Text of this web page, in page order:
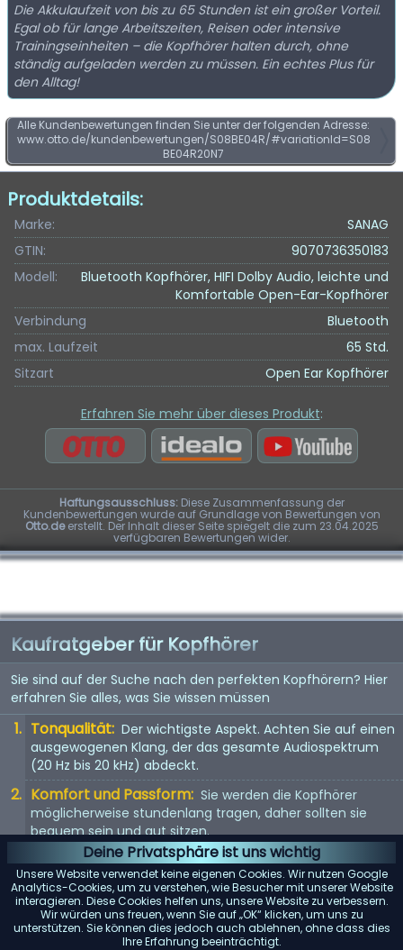
Deine Privatsphäre ist uns wichtig
Unsere Website verwendet keine eigenen Cookies. Wir nutzen Google
Analytics-Cookies, um zu verstehen, wie Besucher mit unserer Website
interagieren. Diese Cookies helfen uns, unsere Website zu verbessern.
Wir würden uns freuen, wenn Sie auf „OK“ klicken, um uns zu
unterstützen. Sie können dies jedoch auch ablehnen, ohne dass dies
Ihre Erfahrung beeinträchtigt.
Die Akkulaufzeit von bis zu 65 Stunden ist ein großer Vorteil.
Egal ob für lange Arbeitszeiten, Reisen oder intensive
Trainingseinheiten – die Kopfhörer halten durch, ohne
ständig aufgeladen werden zu müssen. Ein echtes Plus für
den Alltag!
Alle Kundenbewertungen finden Sie unter der folgenden Adresse:
www.otto.de/kundenbewertungen/S08BE04R/#variationId=S08
BE04R20N7
Produktdetails:
Marke:
SANAG
GTIN:
9070736350183
Modell:
Bluetooth Kopfhörer, HIFI Dolby Audio, leichte und
Komfortable Open-Ear-Kopfhörer
Verbindung
Bluetooth
max. Laufzeit
65 Std.
Sitzart
Open Ear Kopfhörer
Erfahren Sie mehr über dieses Produkt:
Haftungsausschluss:Diese Zusammenfassung der
Kundenbewertungen wurde auf Grundlage von Bewertungen von
Otto.deerstellt. Der Inhalt dieser Seite spiegelt die zum 23.04.2025
verfügbaren Bewertungen wider.
Kaufratgeber für Kopfhörer
Sie sind auf der Suche nach den perfekten Kopfhörern? Hier
erfahren Sie alles, was Sie wissen müssen
Tonqualität: Der wichtigste Aspekt. Achten Sie auf einen
ausgewogenen Klang, der das gesamte Audiospektrum
(20 Hz bis 20 kHz) abdeckt.
Komfort und Passform: Sie werden die Kopfhörer
möglicherweise stundenlang tragen, daher sollten sie
bequem sein und gut sitzen.
Kopfhörertyp: In-Ear, On-Ear oder Over-Ear? Jeder Typ
hat seine Vor- und Nachteile. Wählen Sie entsprechend
Ihren Vorlieben.
Mit Kabel oder kabellos: Kabellose Kopfhörer bieten
Bewegungsfreiheit, aber kabelgebundene Kopfhörer